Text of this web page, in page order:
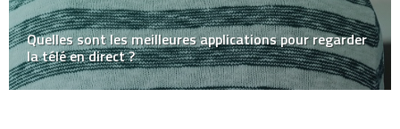
Quelles sont les meilleures applications pour regarder
la télé en direct ?